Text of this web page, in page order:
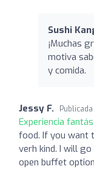
Sushi
¡Muchas
motiva
y comida.
Jessy F.
Experiencia
food. If you want
verh kind. I will
open buffet